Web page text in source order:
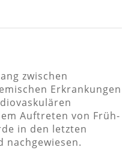
zwischen
Erkrankungen
Auftreten von Früh-
in den letzten
nachgewiesen.